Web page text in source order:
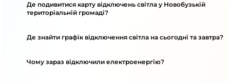
Де подивитися карту відключень світла у Новобузькій
територіальній громаді?
Де знайти графік відключення світла на сьогодні та завтра?
Чому зараз відключили електроенергію?